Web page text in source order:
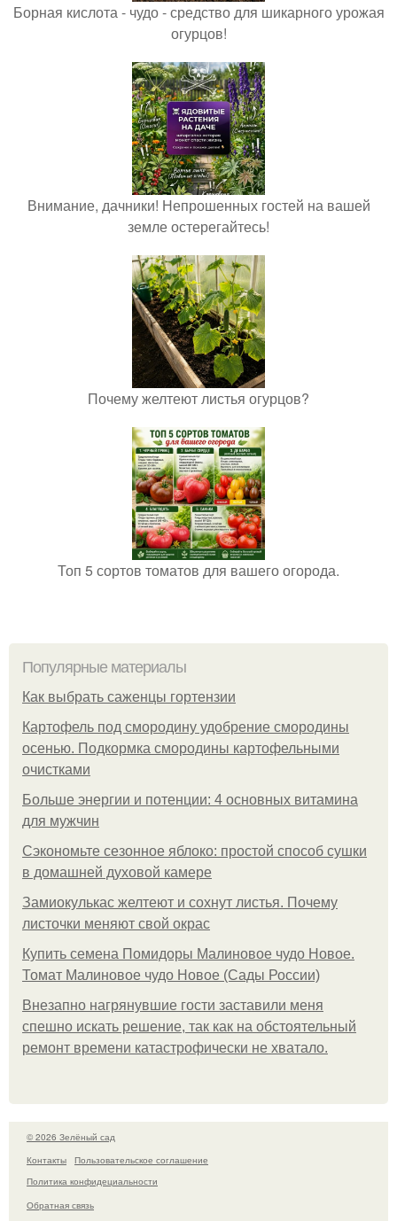
Борная кислота - чудо - средство для шикарного урожая
огурцов!
Внимание, дачники! Непрошенных гостей на вашей
земле остерегайтесь!
Почему желтеют листья огурцов?
Топ 5 сортов томатов для вашего огорода.
Популярные материалы
Как выбрать саженцы гортензии
Картофель под смородину удобрение смородины
осенью. Подкормка смородины картофельными
очистками
Больше энергии и потенции: 4 основных витамина
для мужчин
Сэкономьте сезонное яблоко: простой способ сушки
в домашней духовой камере
Замиокулькас желтеют и сохнут листья. Почему
листочки меняют свой окрас
Купить семена Помидоры Малиновое чудо Новое.
Томат Малиновое чудо Новое (Сады России)
Внезапно нагрянувшие гости заставили меня
спешно искать решение, так как на обстоятельный
ремонт времени катастрофически не хватало.
© 2026 Зелёный сад
Контакты
Пользовательское соглашение
Политика конфидециальности
Обратная связь